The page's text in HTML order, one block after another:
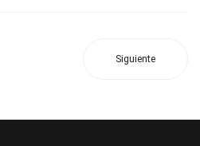
Siguiente